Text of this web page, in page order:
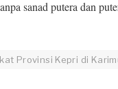
sanad putera dan
Provinsi Kepri di